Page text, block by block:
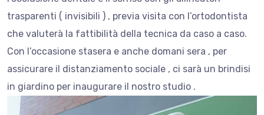
trasparenti ( invisibili ) , previa visita con l’ortodontista
che valuterà la fattibilità della tecnica da caso a caso.
Con l’occasione stasera e anche domani sera , per
assicurare il distanziamento sociale , ci sarà un brindisi
in giardino per inaugurare il nostro studio .